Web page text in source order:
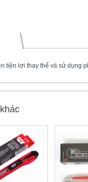
tiện lợi thay thế và sử dụng